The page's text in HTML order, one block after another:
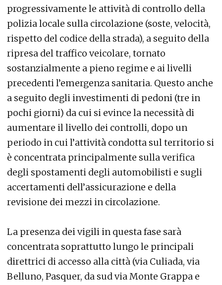
progressivamente le attività di controllo della
polizia locale sulla circolazione (soste, velocità,
rispetto del codice della strada), a seguito della
ripresa del traffico veicolare, tornato
sostanzialmente a pieno regime e ai livelli
precedenti l’emergenza sanitaria. Questo anche
a seguito degli investimenti di pedoni (tre in
pochi giorni) da cui si evince la necessità di
aumentare il livello dei controlli, dopo un
periodo in cui l’attività condotta sul territorio si
è concentrata principalmente sulla verifica
degli spostamenti degli automobilisti e sugli
accertamenti dell’assicurazione e della
revisione dei mezzi in circolazione.
La presenza dei vigili in questa fase sarà
concentrata soprattutto lungo le principali
direttrici di accesso alla città (via Culiada, via
Belluno, Pasquer, da sud via Monte Grappa e